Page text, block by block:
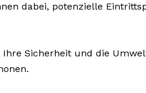
dabei, potenzielle
Ihre Sicherheit und die